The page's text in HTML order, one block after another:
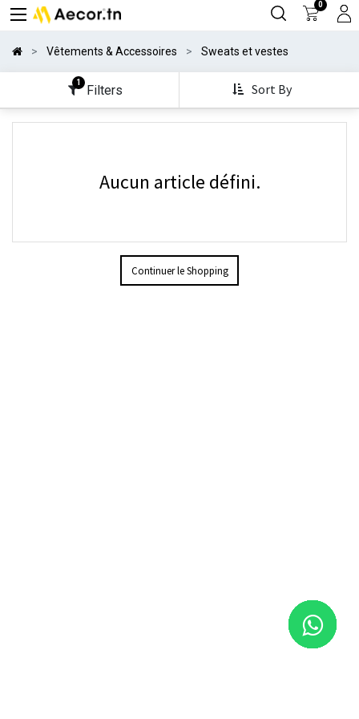
0
Vêtements & Accessoires Sweats et vestes
1
Filters Sort By
Aucun article défini.
Continuer le Shopping